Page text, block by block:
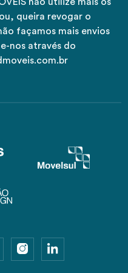
queira revogar o
façamos mais envios
nos através do